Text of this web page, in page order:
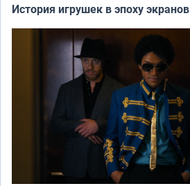
История игрушек в эпоху экранов